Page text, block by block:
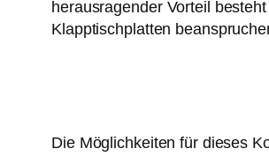
herausragender Vorteil
Klapptischplatten
Die Möglichkeiten für dieses